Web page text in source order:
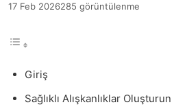
17 Feb 2026285 görüntülenme
Giriş
Sağlıklı Alışkanlıklar Oluşturun